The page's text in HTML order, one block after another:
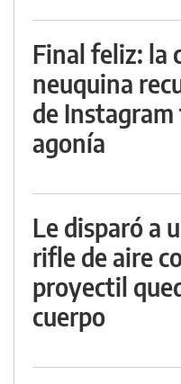
Final feliz: la
neuquina
de Instagram
agonía
Le disparó a
rifle de aire
proyectil
cuerpo